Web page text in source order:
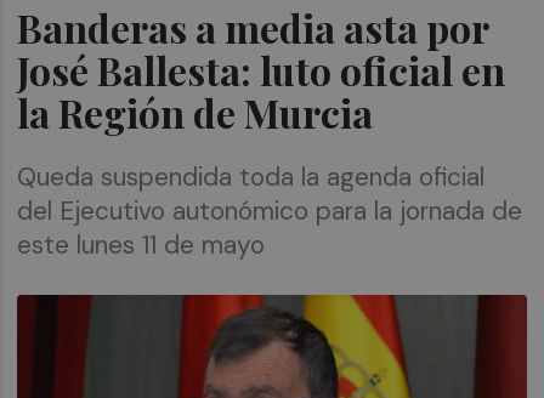
Banderas a media asta por
José Ballesta: luto oficial en
la Región de Murcia
Queda suspendida toda la agenda oficial
del Ejecutivo autonómico para la jornada de
este lunes 11 de mayo